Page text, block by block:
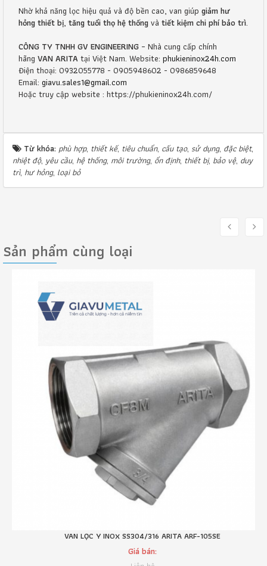
Nhờ khả năng lọc hiệu quả và độ bền cao, van giúp giảm hư
hỏng thiết bị, tăng tuổi thọ hệ thốngvà tiết kiệm chi phí bảo trì.
CÔNG TY TNHH GV ENGINEERING – Nhà cung cấp chính
hãng VAN ARITAtại Việt Nam. Website: phukieninox24h.com
Điện thoại: 0932055778 - 0905948602 - 0986859648
Email: giavu.sales1@gmail.com
Hoặc truy cập website : https://phukieninox24h.com/
Từ khóa: phù hợp, thiết kế, tiêu chuẩn, cấu tạo, sử dụng, đặc biệt,
nhiệt độ, yêu cầu, hệ thống, môi trường, ổn định, thiết bị, bảo vệ, duy
trì, hư hỏng, loại bỏ
Sản phẩm cùng loại
VAN LỌC Y INOX SS304/316 ARITA ARF-105SE
Giá bán: